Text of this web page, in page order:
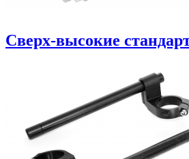
Сверх-высокие